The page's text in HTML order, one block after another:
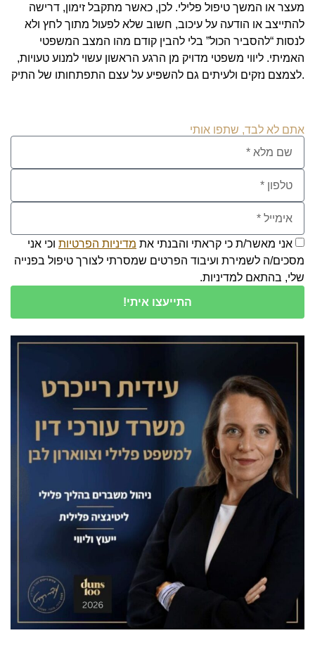
מעצר או המשך טיפול פלילי. לכן, כאשר מתקבל זימון, דרישה
להתייצב או הודעה על עיכוב, חשוב שלא לפעול מתוך לחץ ולא
לנסות “להסביר הכול” בלי להבין קודם מהו המצב המשפטי
האמיתי. ליווי משפטי מדויק מן הרגע הראשון עשוי למנוע טעויות,
לצמצם נזקים ולעיתים גם להשפיע על עצם התפתחותו של התיק.
אתם לא לבד, שתפו אותי ​
אני מאשר/ת כי קראתי והבנתי את מדיניות הפרטיות וכי אני
מסכים/ה לשמירת ועיבוד הפרטים שמסרתי לצורך טיפול בפנייה
שלי, בהתאם למדיניות.
התייעצו איתי!